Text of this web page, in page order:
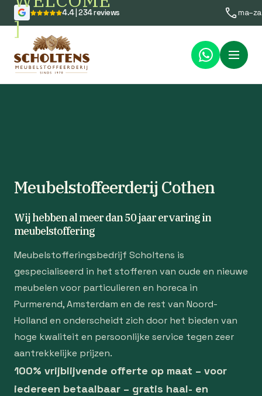
]
4.4 | 234 reviews
Menu
Meubelstoffeerderij Cothen
Wij hebben al meer dan 50 jaar ervaring in
meubelstoffering
Meubelstofferingsbedrijf Scholtens is
gespecialiseerd in het stofferen van oude en nieuwe
meubelen voor particulieren en horeca in
Purmerend, Amsterdam en de rest van Noord-
Holland en onderscheidt zich door het bieden van
hoge kwaliteit en persoonlijke service tegen zeer
aantrekkelijke prijzen.
100% vrijblijvende offerte op maat – voor
iedereen betaalbaar – gratis haal- en